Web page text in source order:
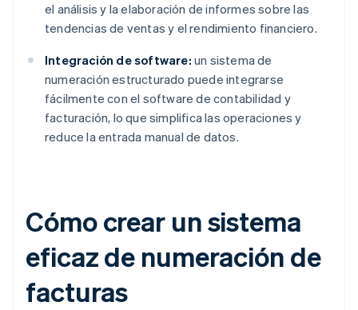
el análisis y la elaboración de informes sobre las
tendencias de ventas y el rendimiento financiero.
Integración de software: un sistema de
numeración estructurado puede integrarse
fácilmente con el software de contabilidad y
facturación, lo que simplifica las operaciones y
reduce la entrada manual de datos.
Cómo crear un sistema
eficaz de numeración de
facturas